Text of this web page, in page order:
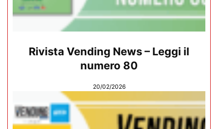
Rivista Vending News – Leggi il
numero 80
20/02/2026